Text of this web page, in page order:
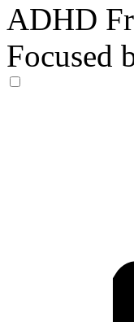
ADHD
Focused